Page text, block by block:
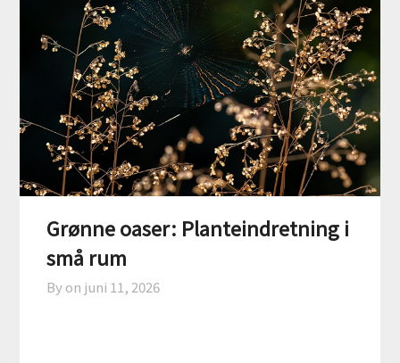
Grønne oaser: Planteindretning i
små rum
By on juni 11, 2026